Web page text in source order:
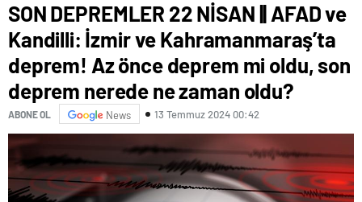
SON DEPREMLER 22 NİSAN || AFAD ve
Kandilli: İzmir ve Kahramanmaraş’ta
deprem! Az önce deprem mi oldu, son
deprem nerede ne zaman oldu?
ABONE OL News 13 Temmuz 2024 00:42